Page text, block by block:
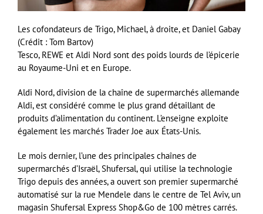
Les cofondateurs de Trigo, Michael, à droite, et Daniel Gabay
(Crédit : Tom Bartov)
Tesco, REWE et Aldi Nord sont des poids lourds de l’épicerie
au Royaume-Uni et en Europe.
Aldi Nord, division de la chaîne de supermarchés allemande
Aldi, est considéré comme le plus grand détaillant de
produits d’alimentation du continent. L’enseigne exploite
également les marchés Trader Joe aux États-Unis.
Le mois dernier, l’une des principales chaînes de
supermarchés d’Israël, Shufersal, qui utilise la technologie
Trigo depuis des années, a ouvert son premier supermarché
automatisé sur la rue Mendele dans le centre de Tel Aviv, un
magasin Shufersal Express Shop&Go de 100 mètres carrés.